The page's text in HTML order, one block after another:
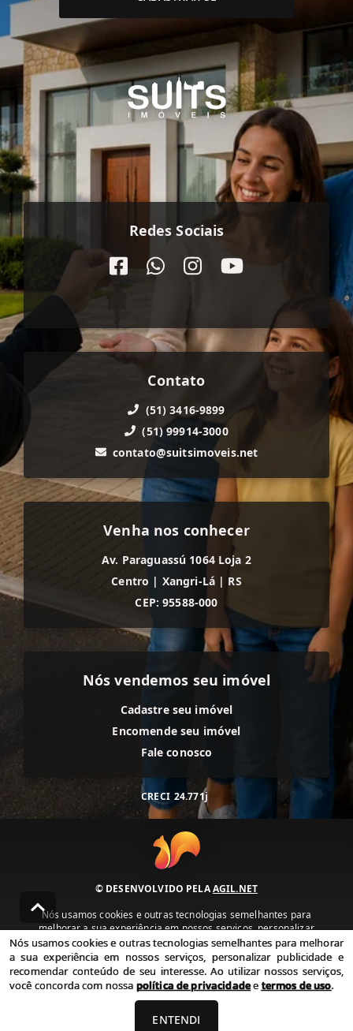
Redes Sociais
Contato
(51) 3416-9899
(51) 99914-3000
contato@suitsimoveis.net
Venha nos conhecer
Av. Paraguassú 1064 Loja 2
Centro | Xangri-Lá | RS
CEP: 95588-000
Nós vendemos seu imóvel
Cadastre seu imóvel
Encomende seu imóvel
Fale conosco
CRECI 24.771j
© DESENVOLVIDO PELAAGIL.NET
Nós usamos cookies e outras tecnologias semelhantes para
melhorar a sua experiência em nossos serviços, personalizar
publicidade e recomendar conteúdo de seu interesse. Ao utilizar
nossos serviços, você concorda com nossa política de privacidade e
termos de uso.
Política de Privacidade Termos de uso
Nós usamos cookies e outras tecnologias semelhantes para melhorar
a sua experiência em nossos serviços, personalizar publicidade e
recomendar conteúdo de seu interesse. Ao utilizar nossos serviços,
você concorda com nossa política de privacidadeetermos de uso.
ENTENDI